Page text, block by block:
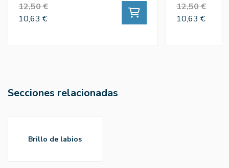
12,50 €
10,63 €
12,50 €
10,63 €
Secciones relacionadas
brillo de labios